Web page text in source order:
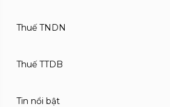
Thuế TNDN
Thuế TTDB
Tin nổi bật